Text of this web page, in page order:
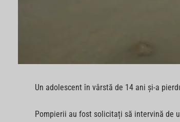
Un adolescent în vârstă de 14 ani și-a
Pompierii au fost solicitați să intervină de